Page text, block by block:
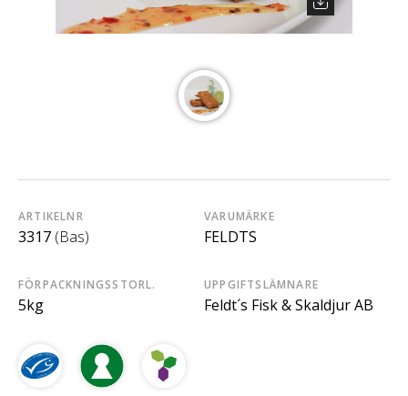
ARTIKELNR
3317 (Bas)
VARUMÄRKE
FELDTS
FÖRPACKNINGSSTORL.
5kg
UPPGIFTSLÄMNARE
Feldt´s Fisk & Skaldjur AB